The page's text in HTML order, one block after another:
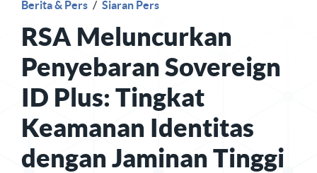
Berita & Pers / Siaran Pers
RSA Meluncurkan
Penyebaran Sovereign
ID Plus: Tingkat
Keamanan Identitas
dengan Jaminan Tinggi